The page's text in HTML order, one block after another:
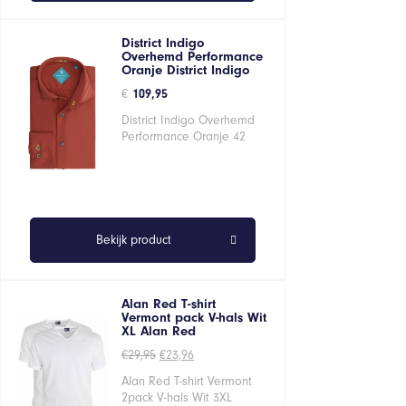
District Indigo
Overhemd Performance
Oranje District Indigo
€ 109,95
District Indigo Overhemd
Performance Oranje 42
Bekijk product
Alan Red T-shirt
Vermont pack V-hals Wit
XL Alan Red
€29,95 Oorspronkelijke
was:
€29,95.
€23,96Huidige
is:
€23,96.
Alan Red T-shirt Vermont
2pack V-hals Wit 3XL